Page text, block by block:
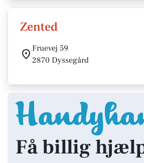
Zented
Fruevej 59
2870 Dyssegård
Få billig